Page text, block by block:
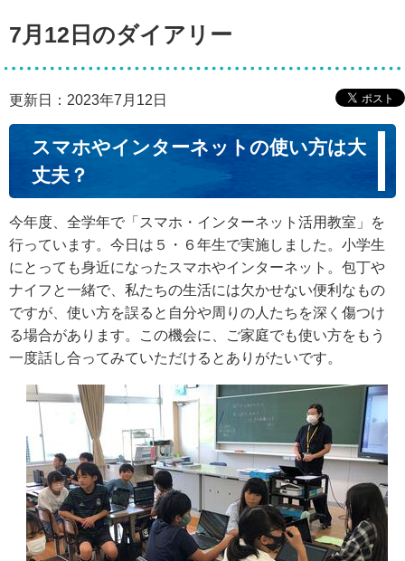
7月12日のダイアリー
更新日：2023年7月12日
スマホやインターネットの使い方は大
丈夫？
今年度、全学年で「スマホ・インターネット活用教室」を
行っています。今日は５・６年生で実施しました。小学生
にとっても身近になったスマホやインターネット。包丁や
ナイフと一緒で、私たちの生活には欠かせない便利なもの
ですが、使い方を誤ると自分や周りの人たちを深く傷つけ
る場合があります。この機会に、ご家庭でも使い方をもう
一度話し合ってみていただけるとありがたいです。